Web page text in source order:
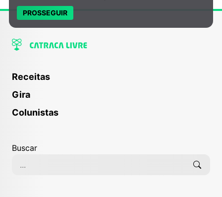
Receitas
Gira
Colunistas
Buscar
PROSSEGUIR